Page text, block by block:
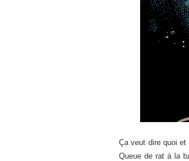
Ça veut dire quoi et
Queue de rat à la